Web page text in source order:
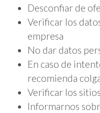
Desconfiar de
Verificar los
empresa
No dar datos
En caso de
recomienda
Verificar los
Informarnos